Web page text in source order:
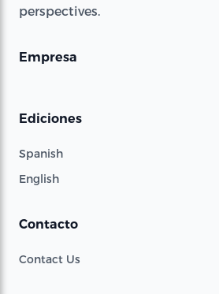
perspectives.
Empresa
Ediciones
Spanish
English
Contacto
Contact Us